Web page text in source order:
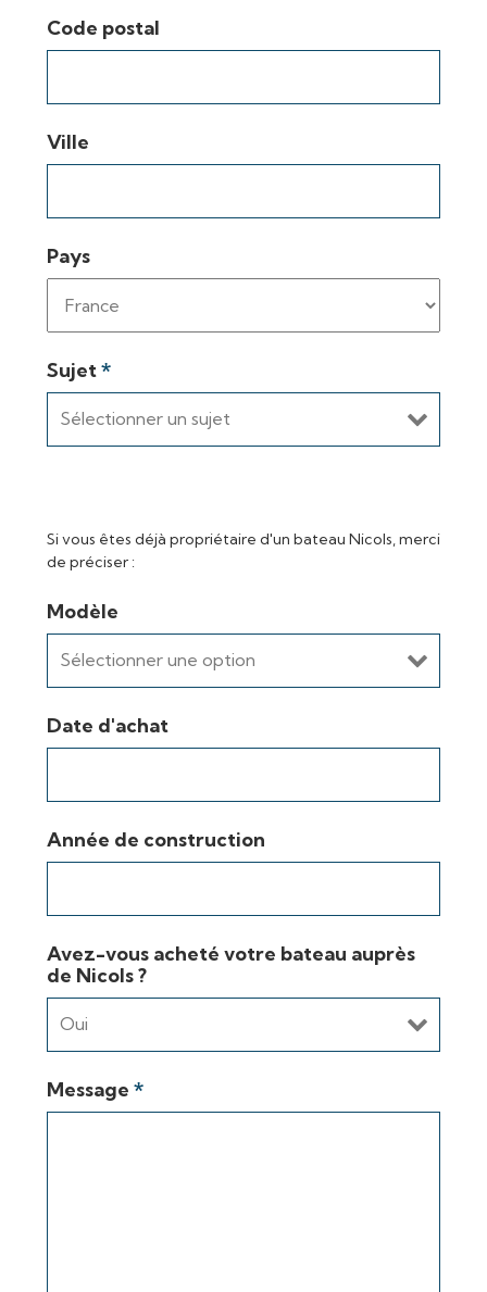
Code postal
Ville
Pays
Sujet*
Si vous êtes déjà propriétaire d'un bateau Nicols, merci
de préciser :
Modèle
Date d'achat
Année de construction
Avez-vous acheté votre bateau auprès
de Nicols ?
Message *